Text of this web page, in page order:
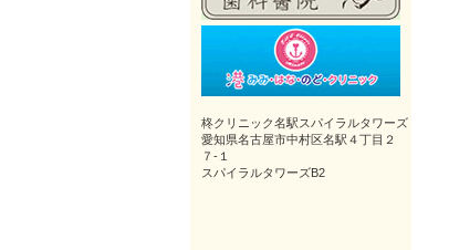
柊クリニック名駅スパイラルタワーズ
愛知県名古屋市中村区名駅４丁目２
７-１
スパイラルタワーズB2